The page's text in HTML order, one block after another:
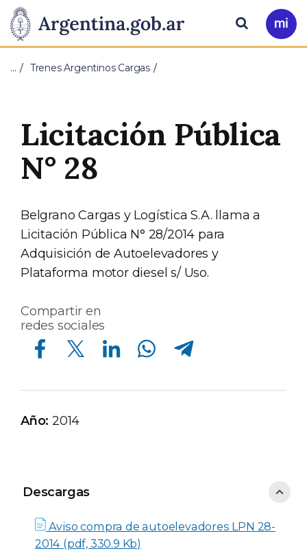
Presidencia
de
Nación
Pasar al contenido principal
Ir
a
Buscar
… Trenes Argentinos Cargas
Licitación Pública
N° 28
Belgrano Cargas y Logística S.A. llama a
Licitación Pública N° 28/2014 para
Adquisición de Autoelevadores y
Plataforma motor diesel s/ Uso.
Compartir en
redes sociales
Compartir en Facebook Compartir en Twitter Compartir en Linkedin Compartir en Whatsapp Compartir en Telegram
Año: 2014
Descargas
Descargas
Aviso compra de autoelevadores LPN 28-
2014 (pdf, 330.9 Kb)